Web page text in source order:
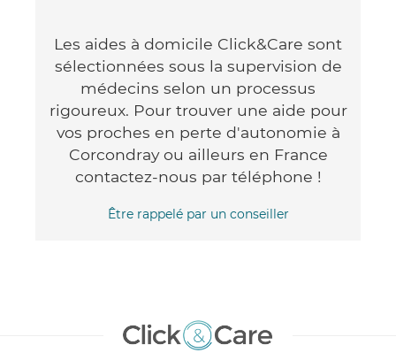
Les aides à domicile Click&Care sont
sélectionnées sous la supervision de
médecins selon un processus
rigoureux. Pour trouver une aide pour
vos proches en perte d'autonomie à
Corcondray ou ailleurs en France
contactez-nous par téléphone !
Être rappelé par un conseiller